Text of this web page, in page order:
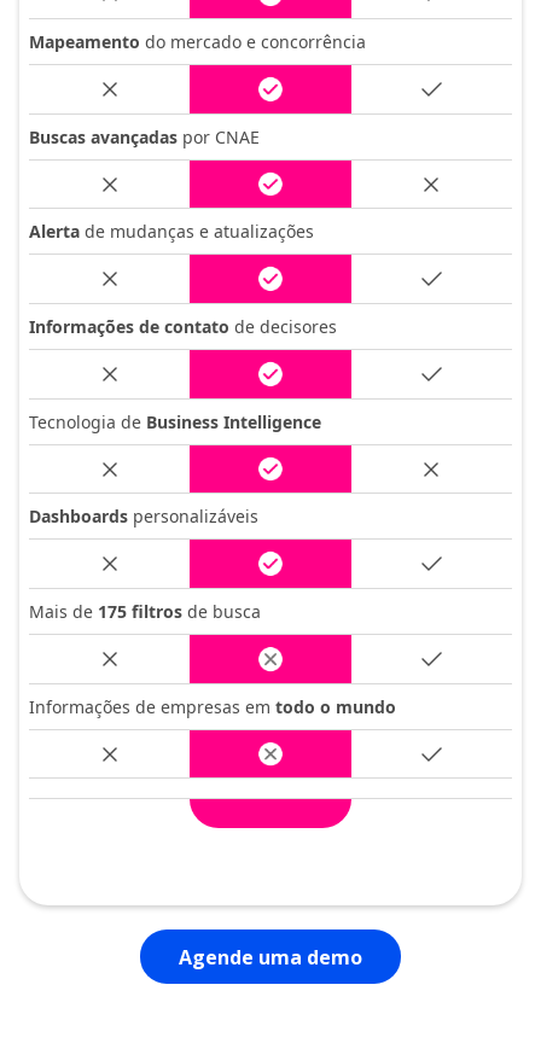
Mapeamento do mercado e concorrência
Buscas avançadas por CNAE
Alerta de mudanças e atualizações
Informações de contato de decisores
Tecnologia de Business Intelligence
Dashboards personalizáveis
Mais de 175 filtros de busca
Informações de empresas em todo o mundo
Agende uma demo